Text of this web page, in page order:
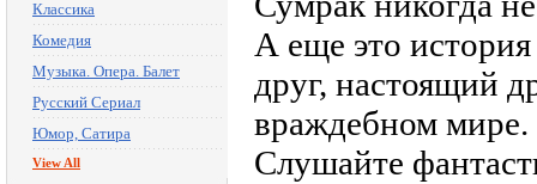
Классика
Комедия
Музыка. Опера. Балет
Русский Сериал
Юмор, Сатира
View All
А еще это
друг, настоящий
враждебном мире.
Слушайте